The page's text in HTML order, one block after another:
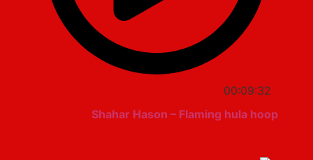
00:09:32
Shahar Hason – Flaming hula hoop